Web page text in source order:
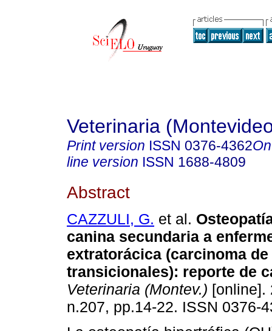
Veterinaria
Print version ISSN 0376-4362
line version ISSN 1688-4809
Abstract
CAZZULI, G. et al.
canina secundaria a
extratorácica (carcinoma
transicionales): reporte de
Veterinaria (Montev.) [online].
n.207, pp.14-22. ISSN 0376-